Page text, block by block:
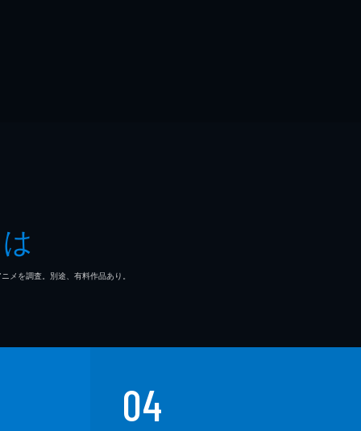
を調査。別途、有料作品あり。
04